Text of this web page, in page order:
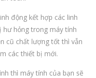
động kết hợp các linh
hư hỏng trong máy tính
cũ chất lượng tốt thì vẫn
các thiết bị mới.
thì máy tính của bạn sẽ